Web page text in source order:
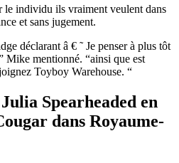
le individu ils vraiment veulent dans
et sans jugement.
déclarant â € ˜ Je penser à plus tôt
Mike mentionné. “ainsi que est
Toyboy Warehouse. “
Spearheaded en
dans Royaume-